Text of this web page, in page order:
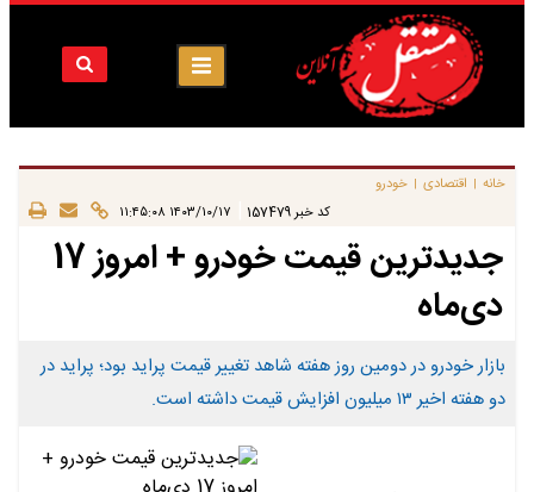
خانه | اقتصادی | خودرو
کد خبر 157479 ۱۴۰۳/۱۰/۱۷ ۱۱:۴۵:۰۸
جدیدترین قیمت خودرو + امروز 17
دی‌ماه
بازار خودرو در دومین روز هفته شاهد تغییر قیمت پراید بود؛ پراید در
دو هفته اخیر ۱۳ میلیون افزایش قیمت داشته است.